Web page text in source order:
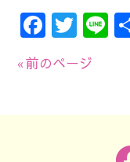
« 前のページ